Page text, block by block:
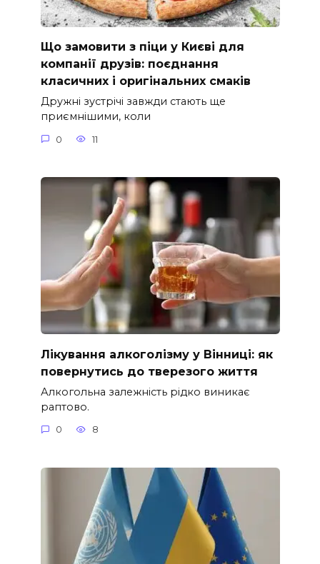
Що замовити з піци у Києві для
компанії друзів: поєднання
класичних і оригінальних смаків
Дружні зустрічі завжди стають ще
приємнішими, коли
0 11
Лікування алкоголізму у Вінниці: як
повернутись до тверезого життя
Алкогольна залежність рідко виникає
раптово.
0 8